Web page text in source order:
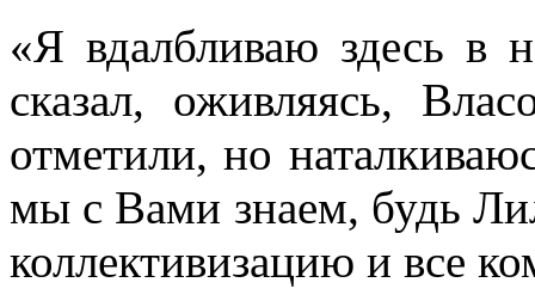
«Я вдалбливаю здесь в
сказал, оживляясь,
отметили, но
мы с Вами знаем, будь
кол­лективизацию и все